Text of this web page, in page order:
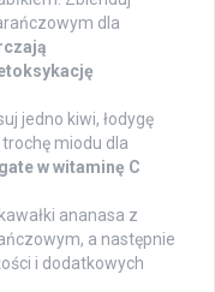
dla
jedno kiwi, łodygę
miodu dla
w witaminę C
ananasa z
a następnie
i dodatkowych